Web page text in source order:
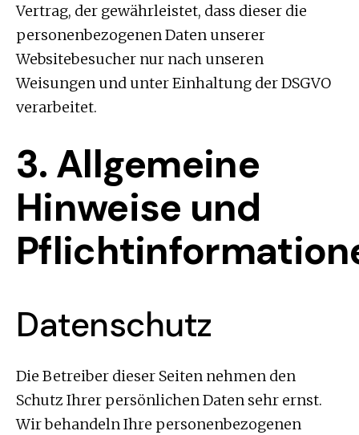
Vertrag, der gewährleistet, dass dieser die
personenbezogenen Daten unserer
Websitebesucher nur nach unseren
Weisungen und unter Einhaltung der DSGVO
verarbeitet.
3. Allgemeine
Hinweise und
Datenschutz
Die Betreiber dieser Seiten nehmen den
Schutz Ihrer persönlichen Daten sehr ernst.
Wir behandeln Ihre personenbezogenen